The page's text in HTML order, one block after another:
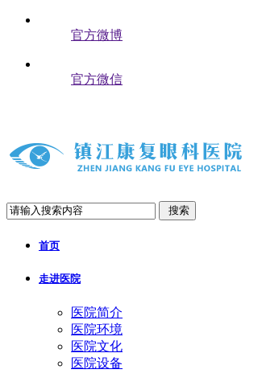
官方微博
官方微信
搜索
首页
走进医院
医院简介
医院环境
医院文化
医院设备